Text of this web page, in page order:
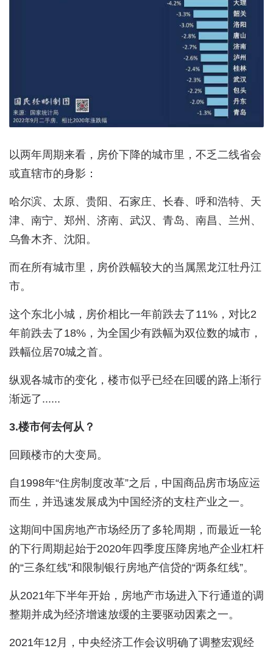
以两年周期来看，房价下降的城市里，不乏二线省会
或直辖市的身影：
哈尔滨、太原、贵阳、石家庄、长春、呼和浩特、天
津、南宁、郑州、济南、武汉、青岛、南昌、兰州、
乌鲁木齐、沈阳。
而在所有城市里，房价跌幅较大的当属黑龙江牡丹江
市。
这个东北小城，房价相比一年前跌去了11%，对比2
年前跌去了18%，为全国少有跌幅为双位数的城市，
跌幅位居70城之首。
纵观各城市的变化，楼市似乎已经在回暖的路上渐行
渐远了......
3.楼市何去何从？
回顾楼市的大变局。
自1998年“住房制度改革”之后，中国商品房市场应运
而生，并迅速发展成为中国经济的支柱产业之一。
这期间中国房地产市场经历了多轮周期，而最近一轮
的下行周期起始于2020年四季度压降房地产企业杠杆
的“三条红线”和限制银行房地产信贷的“两条红线”。
从2021年下半年开始，房地产市场进入下行通道的调
整期并成为经济增速放缓的主要驱动因素之一。
2021年12月，中央经济工作会议明确了调整宏观经